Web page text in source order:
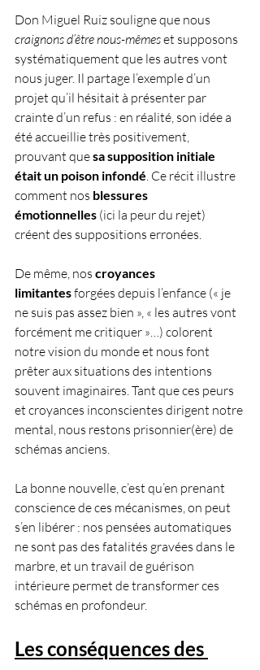
Don Miguel Ruiz souligne que nous
craignons d’être nous-mêmes et supposons
systématiquement que les autres vont
nous juger. Il partage l’exemple d’un
projet qu’il hésitait à présenter par
crainte d’un refus : en réalité, son idée a
été accueillie très positivement,
prouvant que sa supposition initiale
était un poison infondé. Ce récit illustre
comment nos blessures
émotionnelles (ici la peur du rejet)
créent des suppositions erronées.
De même, nos croyances
limitantes forgées depuis l’enfance (« je
ne suis pas assez bien », « les autres vont
forcément me critiquer »…) colorent
notre vision du monde et nous font
prêter aux situations des intentions
souvent imaginaires. Tant que ces peurs
et croyances inconscientes dirigent notre
mental, nous restons prisonnier(ère) de
schémas anciens.
La bonne nouvelle, c’est qu’en prenant
conscience de ces mécanismes, on peut
s’en libérer : nos pensées automatiques
ne sont pas des fatalités gravées dans le
marbre, et un travail de guérison
intérieure permet de transformer ces
schémas en profondeur.
Les conséquences des